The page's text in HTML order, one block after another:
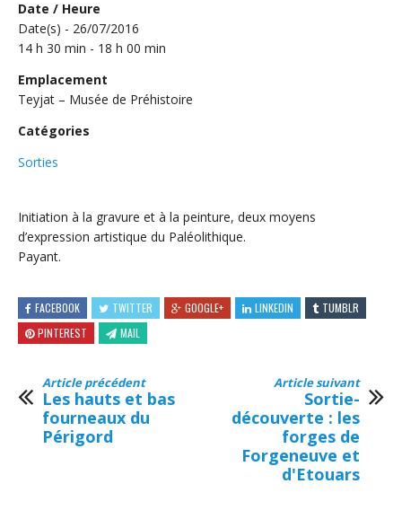
Date / Heure
Date(s) - 26/07/2016
14 h 30 min - 18 h 00 min
Emplacement
Teyjat – Musée de Préhistoire
Catégories
Sorties
Initiation à la gravure et à la peinture, deux moyens
d’expression artistique du Paléolithique.
Payant.
FACEBOOK TWITTER GOOGLE+ LINKEDIN
TUMBLR
PINTEREST
MAIL
Article précédent
Les hauts et bas
fourneaux du
Périgord
Article suivant
Sortie-
découverte : les
forges de
Forgeneuve et
d'Etouars